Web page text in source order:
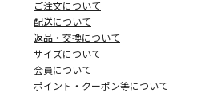
ご注文について
配送について
返品・交換について
サイズについて
会員について
ポイント・クーポン等について